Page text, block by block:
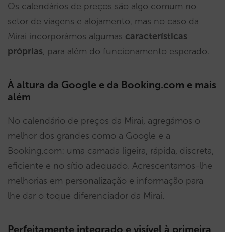
Os calendários de preços são algo comum no
setor de viagens e alojamento, mas no caso da
Mirai incorporámos algumas características
próprias, para além do funcionamento esperado.
À altura da Google e da Booking.com e mais
além
No calendário de preços da Mirai, agregámos o
melhor dos grandes como a Google e a
Booking.com: uma camada ligeira, rápida, discreta,
eficiente e no sítio adequado. Acrescentamos-lhe
melhorias em personalização e informação para
lhe dar o toque diferenciador da Mirai.
Perfeitamente integrado e visível à primeira